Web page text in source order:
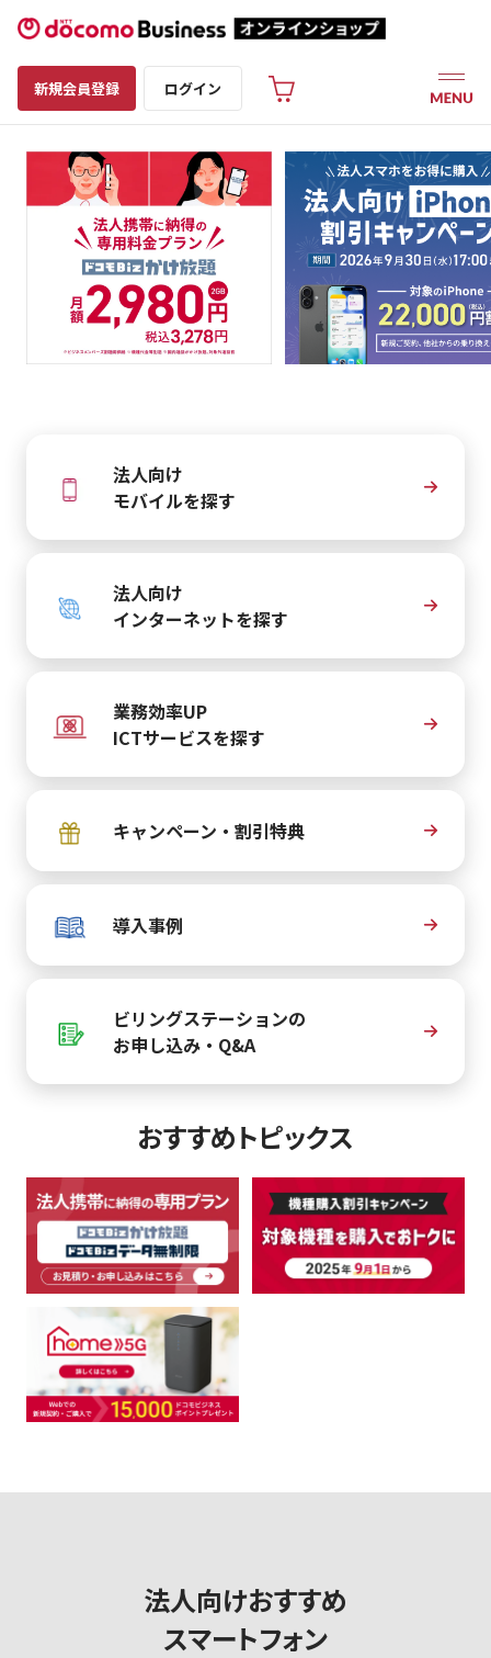
新規会員登録 ログイン
法人向け
モバイルを探す
法人向け
インターネットを探す
業務効率UP
ICTサービスを探す
キャンペーン・割引特典
導入事例
ビリングステーションの
お申し込み・Q&A
おすすめトピックス
法人向けおすすめ
スマートフォン